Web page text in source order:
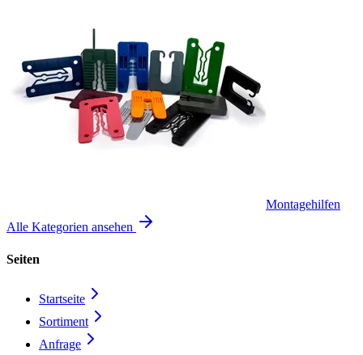
Montagehilfen
Alle Kategorien ansehen
Seiten
Startseite
Sortiment
Anfrage